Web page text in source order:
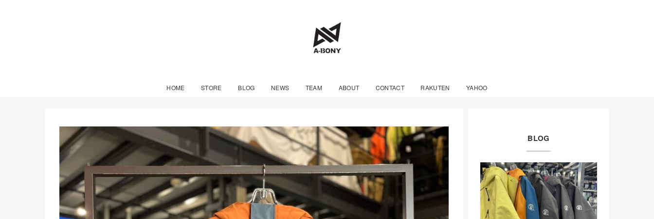
HOME STORE BLOG NEWS TEAM ABOUT CONTACT RAKUTEN YAHOO
BLOG